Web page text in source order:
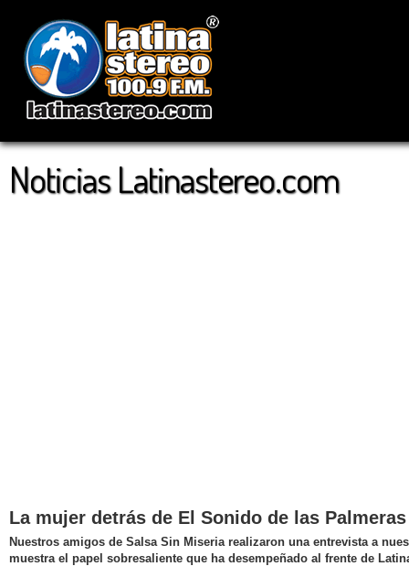
Noticias Latinastereo.com
La mujer detrás de El Sonido de las Palmeras
Nuestros amigos de Salsa Sin Miseria realizaron una entrevista a
muestra el papel sobresaliente que ha desempeñado al frente de